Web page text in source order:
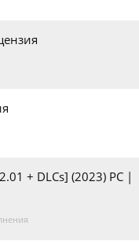
+ DLCs] (2023) PC |